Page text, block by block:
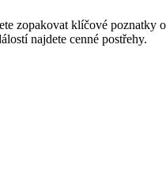
zopakovat klíčové poznatky
najdete cenné postřehy.